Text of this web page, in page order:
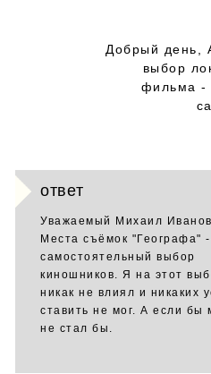
Добрый день,
выбор
фильма -
ответ
Уважаемый Михаил
Места съёмок "Географа" -
самостоятельный выбор
киношников. Я на этот
никак не влиял и никаких
ставить не мог. А если бы
не стал бы.